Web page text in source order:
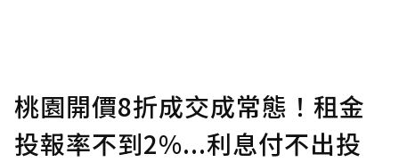
桃園開價8折成交成常態！租金
投報率不到2%...利息付不出投